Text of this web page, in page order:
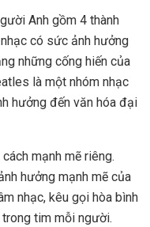
Anh gồm 4 thành
có sức ảnh hưởng
những cống hiến của
là một nhóm nhạc
hưởng đến văn hóa đại
mạnh mẽ riêng.
hưởng mạnh mẽ của
nhạc, kêu gọi hòa bình
tim mỗi người.